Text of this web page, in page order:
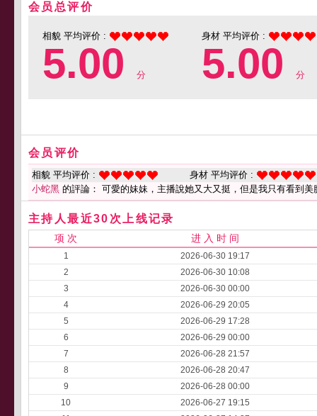
会员总评价
相貌 平均评价 :
5.00 分
身材 平均评价 :
5.00 分
会员评价
相貌 平均评价 :
身材 平均评价 :
小蛇黑 的評論： 可愛的妹妹，主播說她又大又挺，但是我只有看到美
主持人最近30次上线记录
项 次 进 入 时 间
1
2026-06-30 19:17
2
2026-06-30 10:08
3
2026-06-30 00:00
4
2026-06-29 20:05
5
2026-06-29 17:28
6
2026-06-29 00:00
7
2026-06-28 21:57
8
2026-06-28 20:47
9
2026-06-28 00:00
10
2026-06-27 19:15